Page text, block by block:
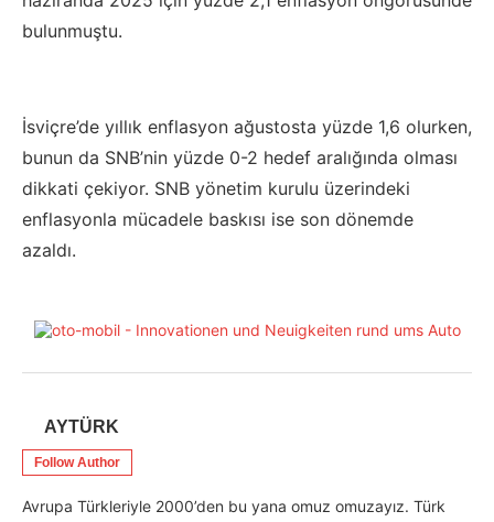
bulunmuştu.
İsviçre’de yıllık enflasyon ağustosta yüzde 1,6 olurken,
bunun da SNB’nin yüzde 0-2 hedef aralığında olması
dikkati çekiyor. SNB yönetim kurulu üzerindeki
enflasyonla mücadele baskısı ise son dönemde
azaldı.
AYTÜRK
Follow Author
Avrupa Türkleriyle 2000’den bu yana omuz omuzayız. Türk